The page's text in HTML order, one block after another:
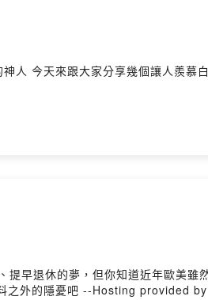
人 今天來跟大家分享幾個讓人羨慕白
之外的隱憂吧 --Hosting provided by